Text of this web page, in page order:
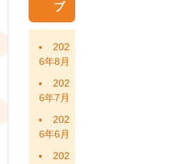
ブ
202
6年8月
202
6年7月
202
6年6月
202